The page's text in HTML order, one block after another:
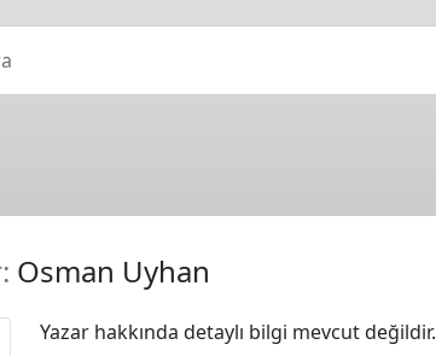
Osman Uyhan
Yazar hakkında detaylı bilgi mevcut değildir.